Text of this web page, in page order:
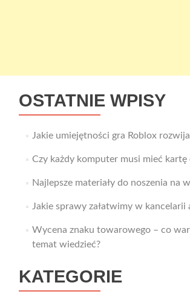
OSTATNIE WPISY
Jakie umiejętności gra Roblox
Czy każdy komputer musi mieć kartę
Najlepsze materiały do noszenia na
Jakie sprawy załatwimy w kancelarii
Wycena znaku towarowego – co
temat wiedzieć?
KATEGORIE